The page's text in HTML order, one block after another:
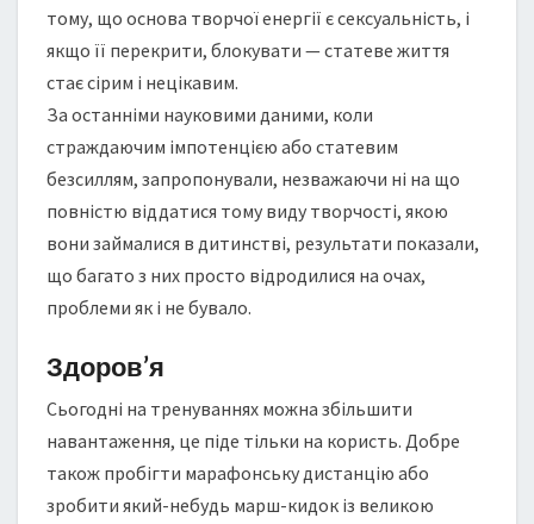
тому, що основа творчої енергії є сексуальність, і
якщо її перекрити, блокувати — статеве життя
стає сірим і нецікавим.
За останніми науковими даними, коли
страждаючим імпотенцією або статевим
безсиллям, запропонували, незважаючи ні на що
повністю віддатися тому виду творчості, якою
вони займалися в дитинстві, результати показали,
що багато з них просто відродилися на очах,
проблеми як і не бувало.
Здоров’я
Сьогодні на тренуваннях можна збільшити
навантаження, це піде тільки на користь. Добре
також пробігти марафонську дистанцію або
зробити який-небудь марш-кидок із великою